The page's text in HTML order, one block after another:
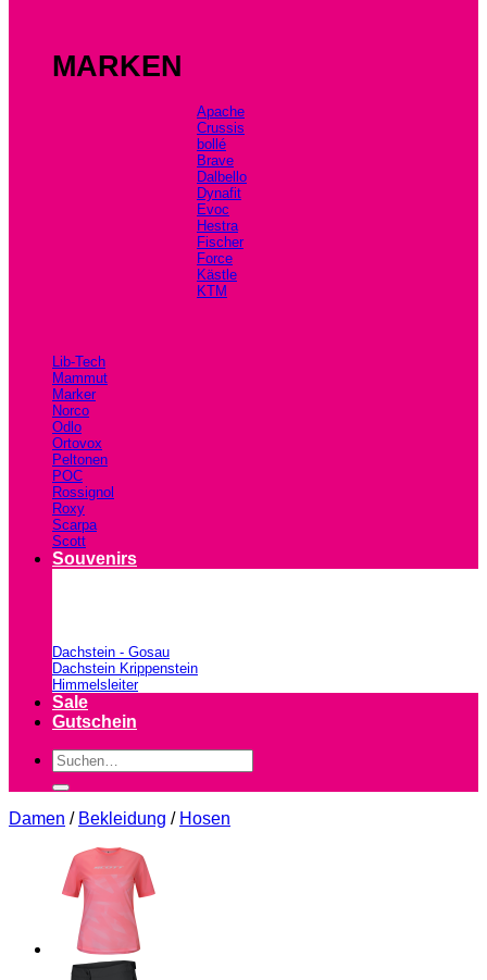
MARKEN
Apache
Crussis
bollé
Brave
Dalbello
Dynafit
Evoc
Hestra
Fischer
Force
Kästle
KTM
Lib-Tech
Mammut
Marker
Norco
Odlo
Ortovox
Peltonen
POC
Rossignol
Roxy
Scarpa
Scott
Souvenirs
Dachstein - Gosau
Dachstein Krippenstein
Himmelsleiter
Sale
Gutschein
Suchen
nach:
Damen / Bekleidung / Hosen